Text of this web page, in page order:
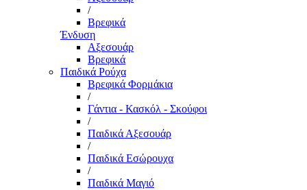
/
Βρεφικά
Ένδυση
Αξεσουάρ
Βρεφικά
Παιδικά Ρούχα
Βρεφικά Φορμάκια
/
Γάντια - Κασκόλ - Σκούφοι
/
Παιδικά Αξεσουάρ
/
Παιδικά Εσώρουχα
/
Παιδικά Μαγιό